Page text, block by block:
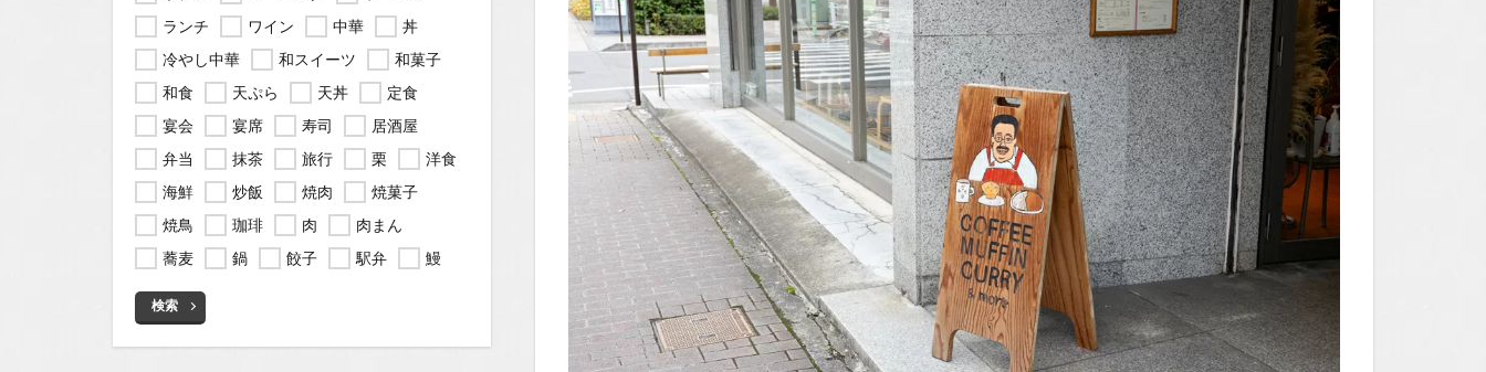
ャンネ
ル
ランチ
ワイン 中華
丼
冷やし中華
和スイーツ
和菓子
和食
天ぷら 天丼
定食
宴会
宴席 寿司
居酒屋
弁当
抹茶 旅行 栗
洋食
海鮮
炒飯 焼肉
焼菓子
焼鳥
珈琲 肉
肉まん
蕎麦
鍋 餃子 駅弁 鰻
検索